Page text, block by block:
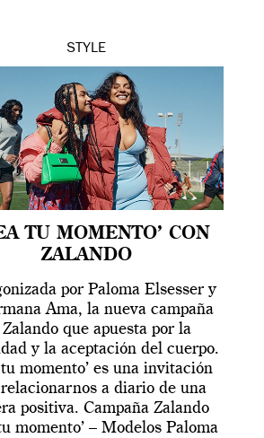
STYLE
TU MOMENTO’ CON
ZALANDO
por Paloma Elsesser y
Ama, la nueva campaña
que apuesta por la
y la aceptación del cuerpo.
tu momento’ es una invitación
a diario de una
positiva. Campaña Zalando
momento’ – Modelos Paloma